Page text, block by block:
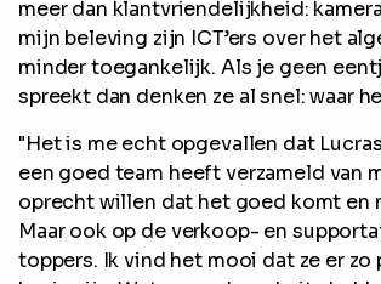
meer dan klantvriendelijkheid:
mijn beleving zijn ICT’ers over het
minder toegankelijk. Als je geen
spreekt dan denken ze al snel: waar
"Het is me echt opgevallen dat
een goed team heeft verzameld van
oprecht willen dat het goed komt en
Maar ook op de verkoop- en
toppers. Ik vind het mooi dat ze er